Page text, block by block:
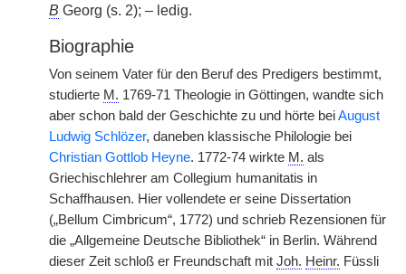
B Georg (s. 2); – ledig.
Biographie
Von seinem Vater für den Beruf des Predigers bestimmt,
studierte M. 1769-71 Theologie in Göttingen, wandte sich
aber schon bald der Geschichte zu und hörte beiAugust
Ludwig Schlözer, daneben klassische Philologie bei
Christian Gottlob Heyne. 1772-74 wirkte M. als
Griechischlehrer am Collegium humanitatis in
Schaffhausen. Hier vollendete er seine Dissertation
(„Bellum Cimbricum“, 1772) und schrieb Rezensionen für
die „Allgemeine Deutsche Bibliothek“ in Berlin. Während
dieser Zeit schloß er Freundschaft mit Joh. Heinr. Füssli